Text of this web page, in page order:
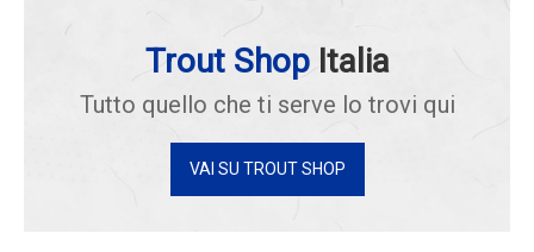
Trout ShopItalia
Tutto quello che ti serve lo trovi qui
VAI SU TROUT SHOP